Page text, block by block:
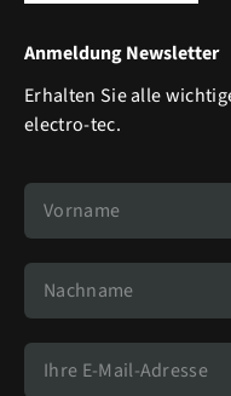
Anmeldung Newsletter
Erhalten Sie alle
electro-tec.